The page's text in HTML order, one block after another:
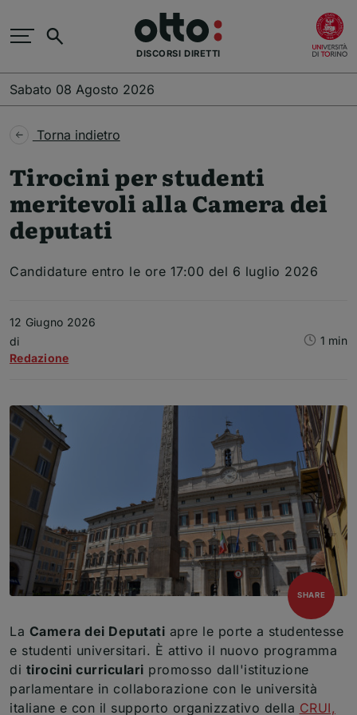
Salta al contenuto principale
DISCORSI DIRETTI
Sabato 08 Agosto 2026
Torna indietro
Tirocini per studenti
meritevoli alla Camera dei
deputati
Candidature entro le ore 17:00 del 6 luglio 2026
12 Giugno 2026
Articolo
di
Redazione
1 min
open
SHARE
La Camera dei Deputati apre le porte a studentesse
e studenti universitari. È attivo il nuovo programma
di tirocini curriculari promosso dall'istituzione
parlamentare in collaborazione con le università
italiane e con il supporto organizzativo della CRUI,